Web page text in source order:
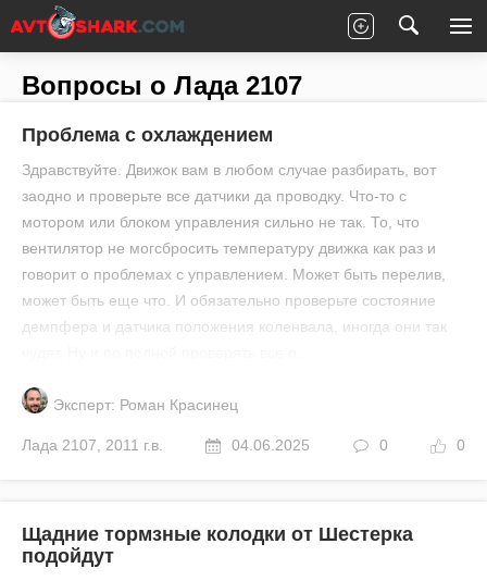
Главная Все вопросы 2107
Вопросы о Лада 2107
Проблема с охлаждением
Здравствуйте. Движок вам в любом случае разбирать, вот
заодно и проверьте все датчики да проводку. Что-то с
мотором или блоком управления сильно не так. То, что
вентилятор не могсбросить температуру движка как раз и
говорит о проблемах с управлением. Может быть перелив,
может быть еще что. И обязательно проверьте состояние
демпфера и датчика положения коленвала, иногда они так
Эксперт: Роман Красинец
Лада 2107 2011 г.в. 04.06.2025 0 0
Щадние тормзные колодки от Шестерка
подойдут